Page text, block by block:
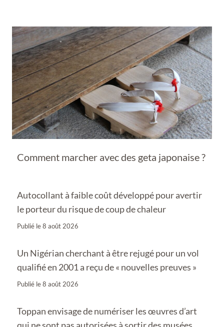
Comment marcher avec des geta japonaise ?
Autocollant à faible coût développé pour avertir
le porteur du risque de coup de chaleur
Publié le8 août 2026
Un Nigérian cherchant à être rejugé pour un vol
qualifié en 2001 a reçu de « nouvelles preuves »
Publié le8 août 2026
Toppan envisage de numériser les œuvres d’art
qui ne sont pas autorisées à sortir des musées